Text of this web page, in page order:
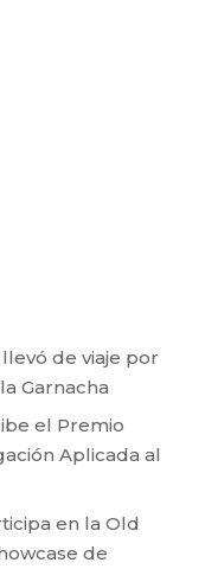
de viaje por
Garnacha
el Premio
Aplicada al
en la Old
de